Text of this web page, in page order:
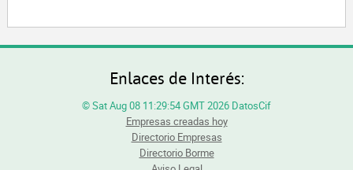
Enlaces de Interés:
© Sat Aug 08 11:29:54 GMT 2026 DatosCif
Empresas creadas hoy
Directorio Empresas
Directorio Borme